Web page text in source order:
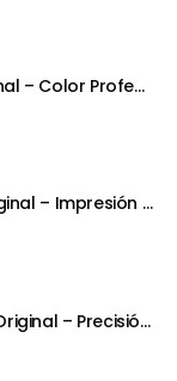
Tóner HP 230X Cian Original – Color Profesional y Máximo Rendimiento con Tecnología TerraJet
Tóner HP 230X Yellow Original – Impresión Láser a Todo Color con Eficiencia y Precisión
Tóner HP 230X Magenta Original – Precisión, Color y Tecnología Avanzada